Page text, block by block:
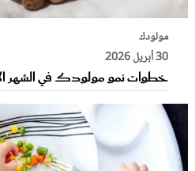
مولودك
30 أبريل 2026
خطوات نمو مولودك في الشهر